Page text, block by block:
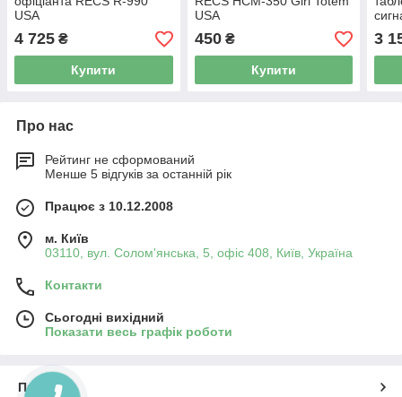
USA
4 725 ₴
Купити
USA
450₴
Купити
3
Про нас
Рейтинг не сформований
Менше 5 відгуків за останній рік
Працює з 10.12.2008
м. Київ
03110, вул. Солом'янська, 5, офіс 408, Київ, Україна
Контакти
Сьогодні вихідний
Показати весь графік роботи
Про нас